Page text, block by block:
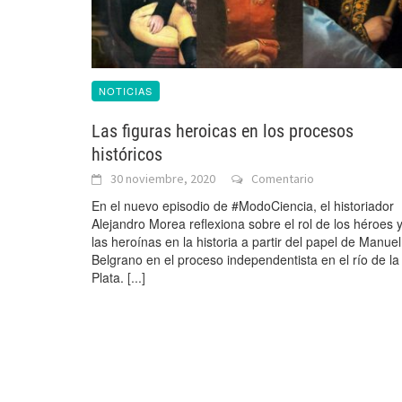
NOTICIAS
Las figuras heroicas en los procesos
históricos
30 noviembre, 2020 Comentario
En el nuevo episodio de #ModoCiencia, el historiador
Alejandro Morea reflexiona sobre el rol de los héroes y
las heroínas en la historia a partir del papel de Manuel
Belgrano en el proceso independentista en el río de la
Plata. [...]